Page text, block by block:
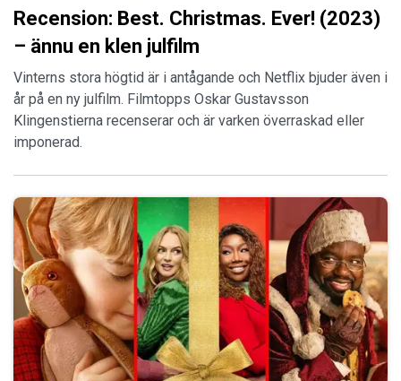
Recension: Best. Christmas. Ever! (2023)
– ännu en klen julfilm
Vinterns stora högtid är i antågande och Netflix bjuder även i
år på en ny julfilm. Filmtopps Oskar Gustavsson
Klingenstierna recenserar och är varken överraskad eller
imponerad.